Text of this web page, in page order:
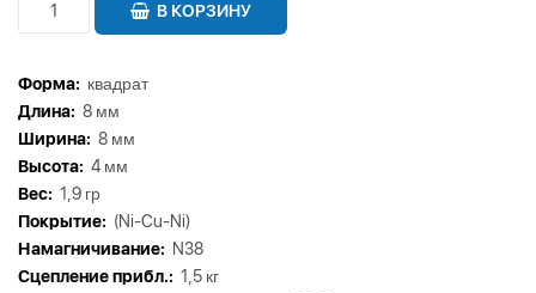
В КОРЗИНУ
Форма: квадрат
Длина: 8 мм
Ширина: 8 мм
Высота: 4 мм
Вес: 1,9 гр
Покрытие: (Ni-Cu-Ni)
Намагничивание: N38
Сцепление прибл.: 1,5 кг